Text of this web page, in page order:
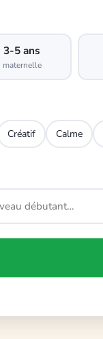
3-5 ans
maternelle
Créatif Calme